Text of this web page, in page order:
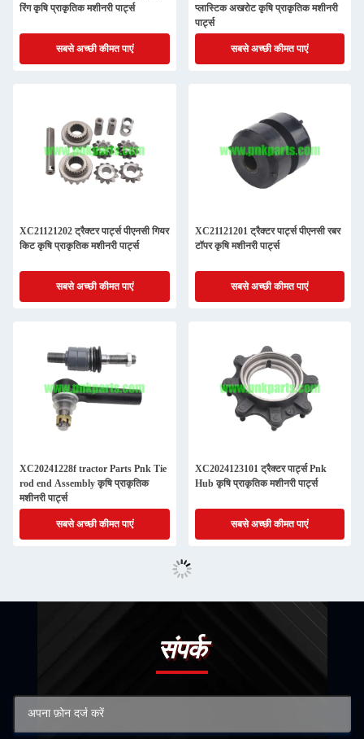
रिंग कृषि प्राकृतिक मशीनरी पार्ट्स
सबसे अच्छी कीमत पाएं
प्लास्टिक अखरोट कृषि प्राकृतिक मशीनरी
पार्ट्स
सबसे अच्छी कीमत पाएं
XC21121202 ट्रैक्टर पार्ट्स पीएनसी गियर
किट कृषि प्राकृतिक मशीनरी पार्ट्स
सबसे अच्छी कीमत पाएं
XC21121201 ट्रैक्टर पार्ट्स पीएनसी रबर
टॉपर कृषि मशीनरी पार्ट्स
सबसे अच्छी कीमत पाएं
XC20241228f tractor Parts Pnk Tie
rod end Assembly कृषि प्राकृतिक
मशीनरी पार्ट्स
सबसे अच्छी कीमत पाएं
XC2024123101 ट्रैक्टर पार्ट्स Pnk
Hub कृषि प्राकृतिक मशीनरी पार्ट्स
सबसे अच्छी कीमत पाएं
संपर्क